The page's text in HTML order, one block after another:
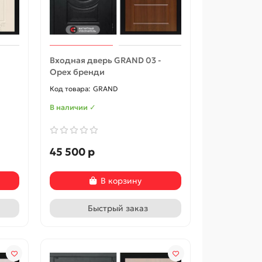
-5%
Optim X-1, цвет: Антик
033-2748
Входная дверь GRAND 03 -
Орех бренди
GRAND
В наличии ✓
45 500 р
В корзину
Быстрый заказ